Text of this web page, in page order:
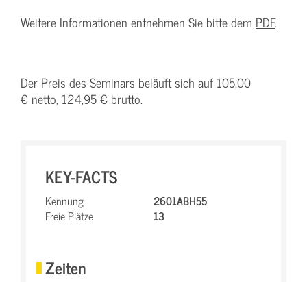
Weitere Informationen entnehmen Sie bitte dem PDF.
Der Preis des Seminars beläuft sich auf 105,00
€ netto, 124,95 € brutto.
KEY-FACTS
Kennung
2601ABH55
Freie Plätze
13
Zeiten